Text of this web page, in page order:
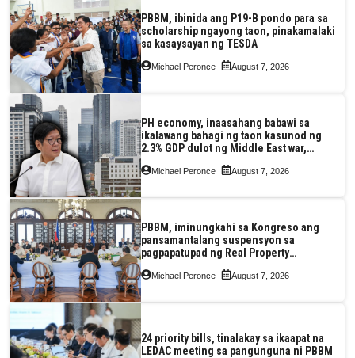
PBBM, ibinida ang P19-B pondo para sa
scholarship ngayong taon, pinakamalaki
sa kasaysayan ng TESDA
Michael Peronce August 7, 2026
PH economy, inaasahang babawi sa
ikalawang bahagi ng taon kasunod ng
2.3% GDP dulot ng Middle East war,
pagkaantala ng public construction
Michael Peronce August 7, 2026
PBBM, iminungkahi sa Kongreso ang
pansamantalang suspensyon sa
pagpapatupad ng Real Property
Valuation and Assessment Reform Act
Michael Peronce August 7, 2026
24 priority bills, tinalakay sa ikaapat na
LEDAC meeting sa pangunguna ni PBBM